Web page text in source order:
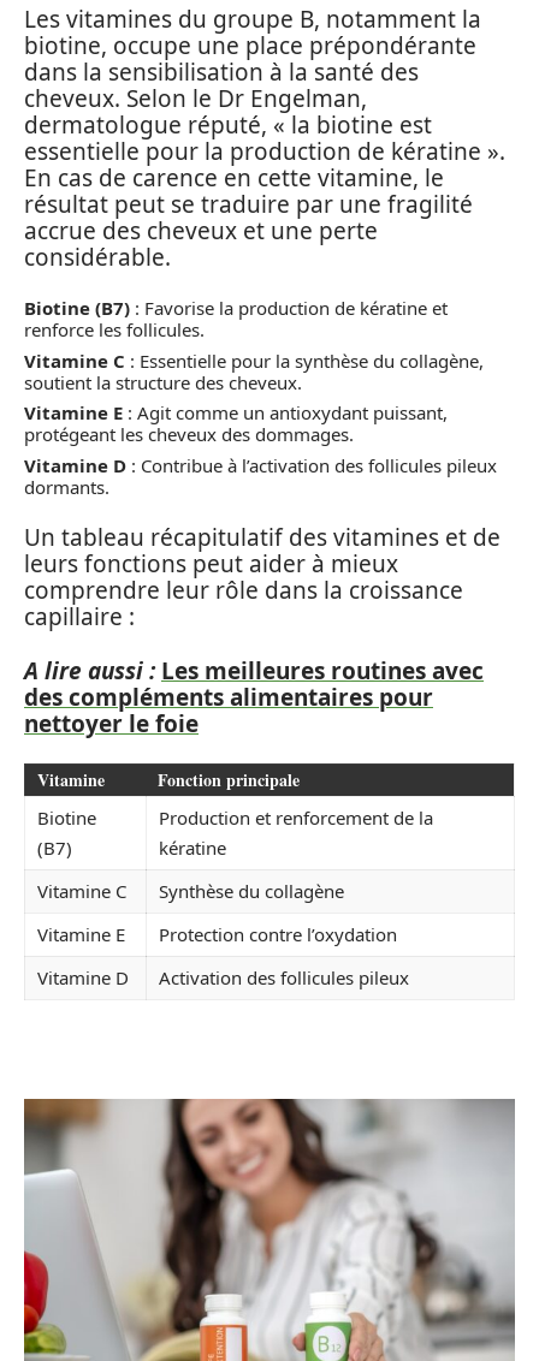
Les vitamines du groupe B, notamment la
biotine, occupe une place prépondérante
dans la sensibilisation à la santé des
cheveux. Selon le Dr Engelman,
dermatologue réputé, « la biotine est
essentielle pour la production de kératine ».
En cas de carence en cette vitamine, le
résultat peut se traduire par une fragilité
accrue des cheveux et une perte
considérable.
Biotine (B7) : Favorise la production de kératine et
renforce les follicules.
Vitamine C : Essentielle pour la synthèse du collagène,
soutient la structure des cheveux.
Vitamine E : Agit comme un antioxydant puissant,
protégeant les cheveux des dommages.
Vitamine D : Contribue à l’activation des follicules pileux
dormants.
Un tableau récapitulatif des vitamines et de
leurs fonctions peut aider à mieux
comprendre leur rôle dans la croissance
capillaire :
A lire aussi : Les meilleures routines avec
des compléments alimentaires pour
nettoyer le foie
Vitamine Fonction principale
Biotine
(B7)
Production et renforcement de la
kératine
Vitamine C
Synthèse du collagène
Vitamine E
Protection contre l’oxydation
Vitamine D
Activation des follicules pileux